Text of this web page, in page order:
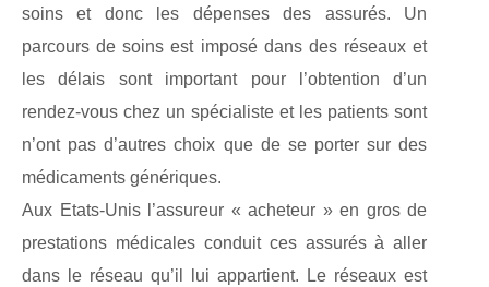
soins et donc les dépenses des assurés. Un
parcours de soins est imposé dans des réseaux et
les délais sont important pour l’obtention d’un
rendez-vous chez un spécialiste et les patients sont
n’ont pas d’autres choix que de se porter sur des
médicaments génériques.
Aux Etats-Unis l’assureur « acheteur » en gros de
prestations médicales conduit ces assurés à aller
dans le réseau qu’il lui appartient. Le réseaux est